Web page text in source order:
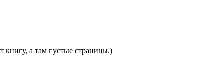
книгу, а там пустые страницы.)